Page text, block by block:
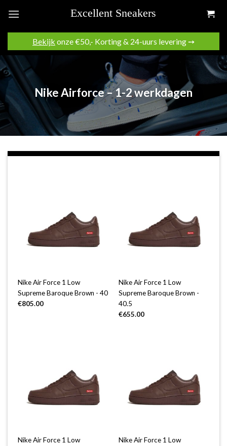
content
Bekijk onze €50,- Korting & 24-uurs levering ➙
Nike Airforce – 1-2 werkdagen
Nike Air Force 1 Low
Supreme Baroque Brown - 40
€805.00
Nike Air Force 1 Low
Supreme Baroque Brown -
40.5
€655.00
Nike Air Force 1 Low
Nike Air Force 1 Low